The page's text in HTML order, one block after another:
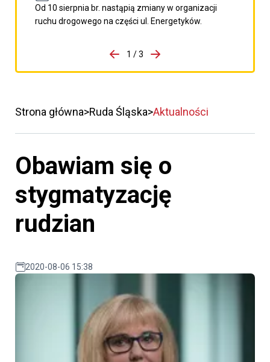
Od 10 sierpnia br. nastąpią zmiany w organizacji
ruchu drogowego na części ul. Energetyków.
porzpedniego komunikatu
1 / 3
Przejdź do następnego
Strona główna Ruda Śląska Aktualności
Obawiam się o
stygmatyzację
rudzian
2020-08-06 15:38